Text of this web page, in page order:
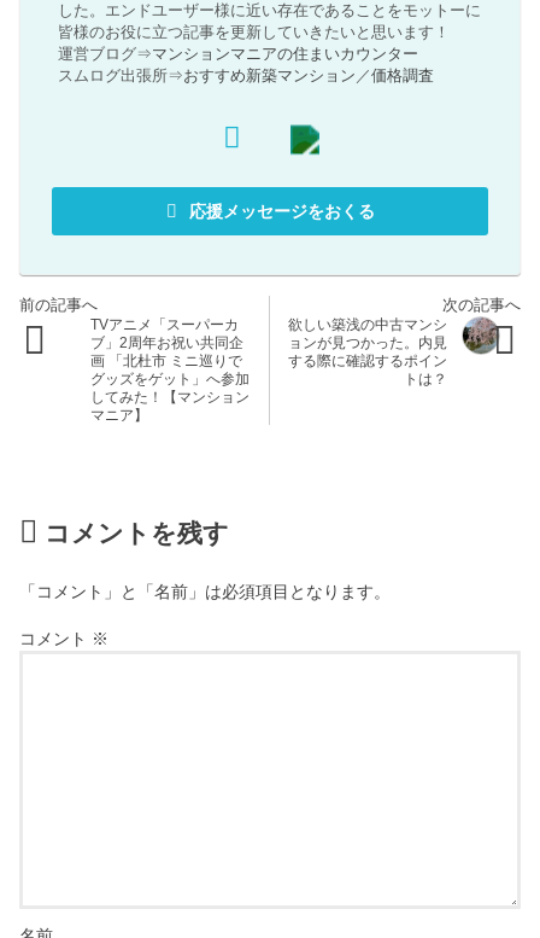
した。エンドユーザー様に近い存在であることをモットーに
皆様のお役に立つ記事を更新していきたいと思います！
運営ブログ⇒マンションマニアの住まいカウンター
スムログ出張所⇒おすすめ新築マンション ／価格調査
応援メッセージをおくる
TVアニメ「スーパーカ
ブ」2周年お祝い共同企
画 「北杜市 ミニ巡りで
グッズをゲット」へ参加
してみた！【マンション
マニア】
欲しい築浅の中古マンシ
ョンが見つかった。内見
する際に確認するポイン
トは？
コメントを残す
「コメント」と「名前」は必須項目となります。
コメント ※